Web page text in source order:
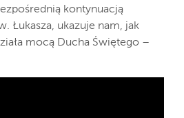
kontynuacją
Łukasza, ukazuje nam, jak
mocą Ducha Świętego –